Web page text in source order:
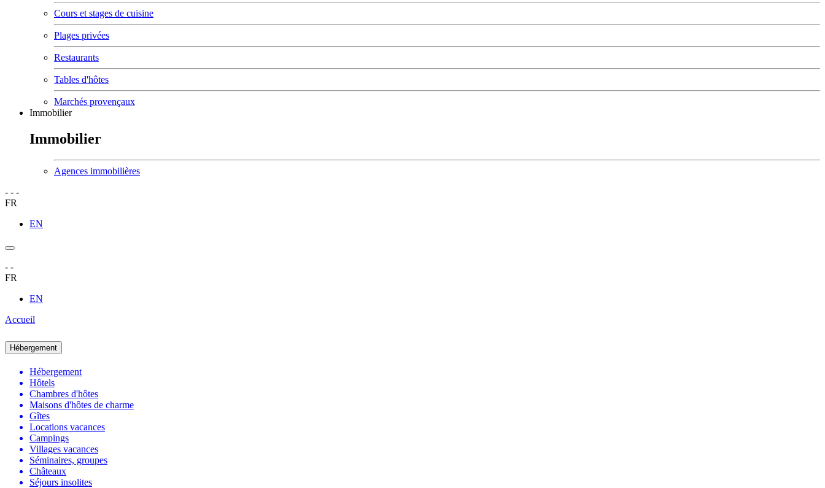
Cours et stages de cuisine
Plages privées
Restaurants
Tables d'hôtes
Marchés provençaux
Immobilier
Immobilier
Agences immobilières
- - -
FR
EN
- -
FR
EN
Accueil
Hébergement
Hébergement
Hôtels
Chambres d'hôtes
Maisons d'hôtes de charme
Gîtes
Locations vacances
Campings
Villages vacances
Séminaires, groupes
Châteaux
Séjours insolites